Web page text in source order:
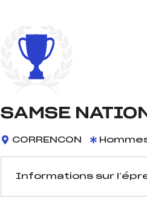
SAMSE
CORRENCON
Informations sur